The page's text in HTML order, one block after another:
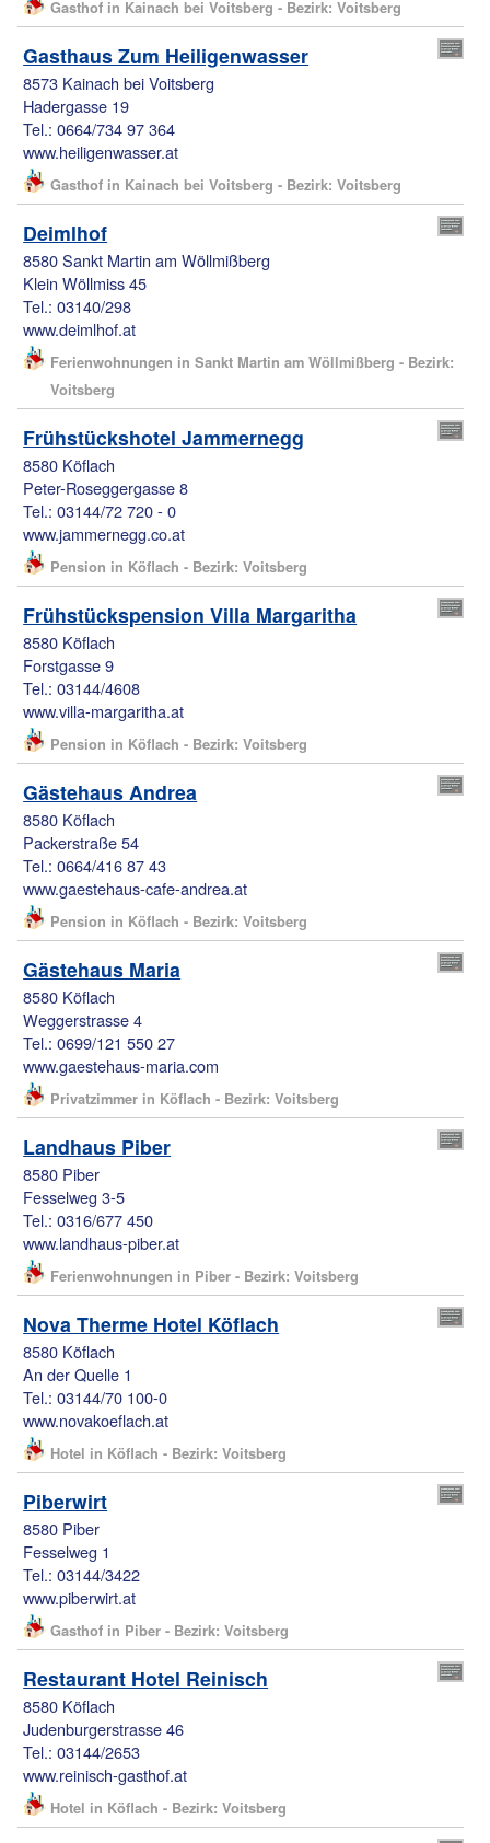
Gasthof in Kainach bei Voitsberg - Bezirk: Voitsberg
Gasthaus Zum Heiligenwasser
8573 Kainach bei Voitsberg
Hadergasse 19
Tel.: 0664/734 97 364
www.heiligenwasser.at
Gasthof in Kainach bei Voitsberg - Bezirk: Voitsberg
Deimlhof
8580 Sankt Martin am Wöllmißberg
Klein Wöllmiss 45
Tel.: 03140/298
www.deimlhof.at
Ferienwohnungen in Sankt Martin am Wöllmißberg - Bezirk:
Voitsberg
Frühstückshotel Jammernegg
8580 Köflach
Peter-Roseggergasse 8
Tel.: 03144/72 720 - 0
www.jammernegg.co.at
Pension in Köflach - Bezirk: Voitsberg
Frühstückspension Villa Margaritha
8580 Köflach
Forstgasse 9
Tel.: 03144/4608
www.villa-margaritha.at
Pension in Köflach - Bezirk: Voitsberg
Gästehaus Andrea
8580 Köflach
Packerstraße 54
Tel.: 0664/416 87 43
www.gaestehaus-cafe-andrea.at
Pension in Köflach - Bezirk: Voitsberg
Gästehaus Maria
8580 Köflach
Weggerstrasse 4
Tel.: 0699/121 550 27
www.gaestehaus-maria.com
Privatzimmer in Köflach - Bezirk: Voitsberg
Landhaus Piber
8580 Piber
Fesselweg 3-5
Tel.: 0316/677 450
www.landhaus-piber.at
Ferienwohnungen in Piber - Bezirk: Voitsberg
Nova Therme Hotel Köflach
8580 Köflach
An der Quelle 1
Tel.: 03144/70 100-0
www.novakoeflach.at
Hotel in Köflach - Bezirk: Voitsberg
Piberwirt
8580 Piber
Fesselweg 1
Tel.: 03144/3422
www.piberwirt.at
Gasthof in Piber - Bezirk: Voitsberg
Restaurant Hotel Reinisch
8580 Köflach
Judenburgerstrasse 46
Tel.: 03144/2653
www.reinisch-gasthof.at
Hotel in Köflach - Bezirk: Voitsberg